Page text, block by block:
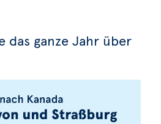
das ganze Jahr über